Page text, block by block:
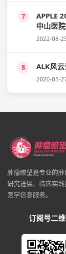
7
APPLE
中山医
2022-08-
8 ALK风
2020-05-
肿瘤瞭望是专业的
研究进展、临床实
医学信息服务。
订阅号二